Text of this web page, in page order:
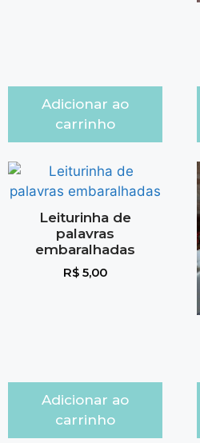
Adicionar ao
carrinho
Leiturinha de
palavras
embaralhadas
R$5,00
Adicionar ao
carrinho